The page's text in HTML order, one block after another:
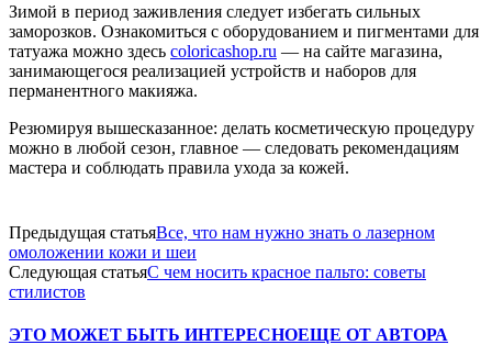
Зимой в период заживления следует избегать сильных
заморозков. Ознакомиться с оборудованием и пигментами для
татуажа можно здесь coloricashop.ru — на сайте магазина,
занимающегося реализацией устройств и наборов для
перманентного макияжа.
Резюмируя вышесказанное: делать косметическую процедуру
можно в любой сезон, главное — следовать рекомендациям
мастера и соблюдать правила ухода за кожей.
Предыдущая статьяВсе, что нам нужно знать о лазерном
омоложении кожи и шеи
Следующая статьяС чем носить красное пальто: советы
стилистов
ЭТО МОЖЕТ БЫТЬ ИНТЕРЕСНОЕЩЕ ОТ АВТОРА